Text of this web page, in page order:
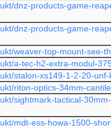
dnz-products-game-
dnz-products-game-
weaver-top-mount-see-
a-tec-h2-extra-modul-
stalon-xs149-1-2-20-
riton-optics-34mm-
sightmark-tactical-
mdt-ess-howa-1500-